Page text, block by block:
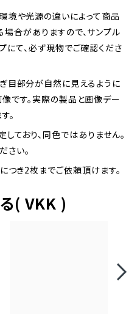
境や光源の違いによって商品
合がありますので、サンプル
にて、必ず現物でご確認くださ
目部分が自然に見えるように
です。実際の製品と画像デー
。
ており、同色ではありません。
さい。
き2枚までご依頼頂けます。
( VKK )